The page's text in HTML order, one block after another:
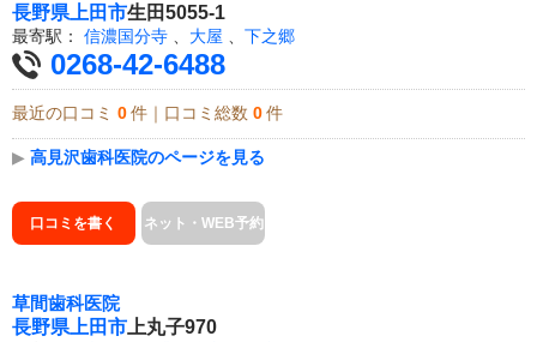
長野県 上田市生田5055-1
最寄駅： 信濃国分寺 大屋 下之郷
0268-42-6488
最近の口コミ 0 件｜口コミ総数 0 件
▶ 高見沢歯科医院のページを見る
口コミを書く ネット・WEB予約
草間歯科医院
長野県 上田市 上丸子970